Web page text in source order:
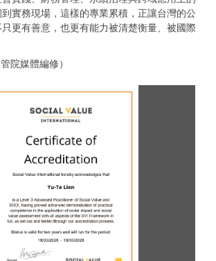
實務現場，這樣的專業累積，正讓台灣的公
更有善意，也更有能力被清楚衡量、被國際
院媒體編修）